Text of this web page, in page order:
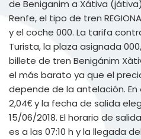
de Beniganim a Xátiva
Renfe, el tipo de tren
y el coche 000. La tarifa
Turista, la plaza asignada
billete de tren Benigánim
el más barato ya que el
depende de la antelación.
2,04€ y la fecha de salida
15/06/2018. El horario de
es a las 07:10 h y la llegada